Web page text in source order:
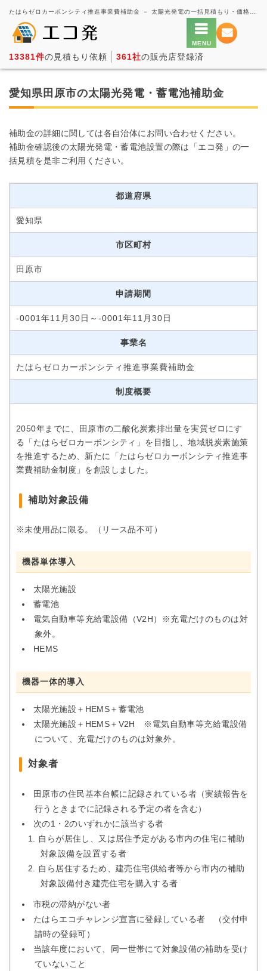
13381件の見積もり依頼 361社の販売店登録済
愛知県田原市の太陽光発電・蓄電池補助金
補助金の詳細に関しては各自治体にお問い合わせください。
補助金確認後の太陽光発電・蓄電池設置の際は「エコ発」の一
括見積を是非ご利用ください。
都道府県
愛知県
市区町村
田原市
申請期間
-0001年11月30日～-0001年11月30日
事業名
たはらゼロカーボンシティ推進事業費補助金
制度概要
2050年までに、田原市の二酸化炭素排出量を実質ゼロにす
る「たはらゼロカーボンシティ」を目指し、地域脱炭素施策
を推進するため、新たに「たはらゼロカーボンシティ推進事
業費補助金制度」を創設しました。
補助対象設備
※未使用品に限る。（リース品不可）
機器単体導入
太陽光施設
蓄電池
電気自動車等充給電設備（V2H）※充電だけのものは対
象外。
HEMS
機器一体的導入
太陽光施設＋HEMS＋蓄電池
太陽光施設＋HEMS＋V2H ※電気自動車等充給電設備
について、充電だけのものは対象外。
対象者
田原市の住民基本台帳に記録されている者（実績報告を
行うときまでに記録される予定の者を含む）
次の1・2のいずれかに該当する者
自らが居住し、又は居住予定がある市内の住宅に補助
対象設備を設置する者
自ら居住するため、建売住宅供給者等から市内の補助
対象設備付き建売住宅を購入する者
市税の滞納がない者
たはらエコチャレンジ宣言に登録している者 （交付申
請時の登録可）
当該年度において、同一世帯にて対象設備の補助を受け
ていないこと